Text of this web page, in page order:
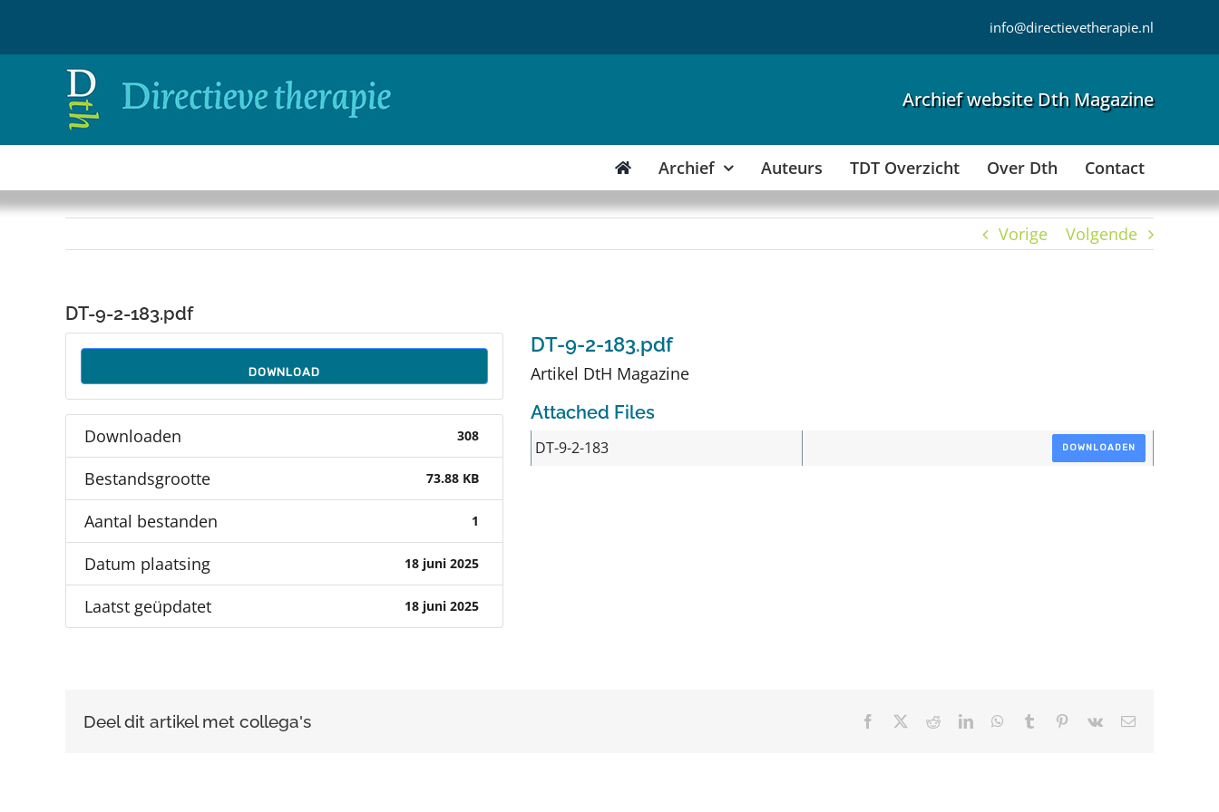
inhoud
info@directievetherapie.nl
Archief website Dth Magazine
Archief Auteurs TDT Overzicht Over Dth Contact
Vorige Volgende
DT-9-2-183.pdf
DOWNLOAD
Downloaden 308
Bestandsgrootte 73.88 KB
Aantal bestanden 1
Datum plaatsing 18 juni 2025
Laatst geüpdatet 18 juni 2025
DT-9-2-183.pdf
Artikel DtH Magazine
Attached Files
DT-9-2-183 DOWNLOADEN
Deel dit artikel met collega's Facebook RedditLinkedInWhatsApp
Tumblr Pinterest
Vk
E-